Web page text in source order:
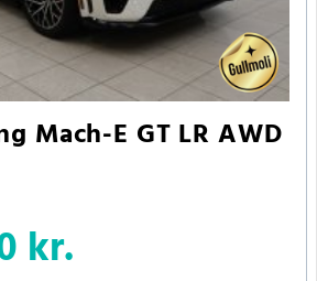
Mach-E GT LR AWD
kr.